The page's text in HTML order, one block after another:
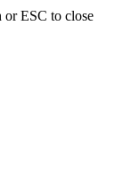
or ESC to close